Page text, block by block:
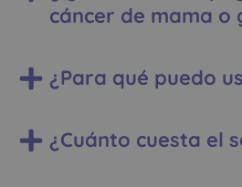
cáncer de mama o
¿Para qué puedo
¿Cuánto cuesta el